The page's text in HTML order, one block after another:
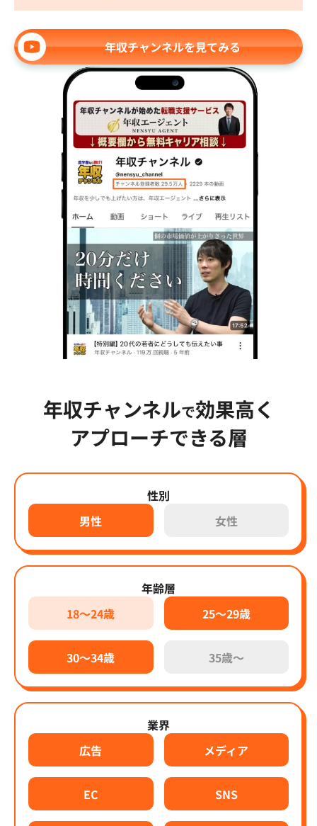
年収チャンネルを見てみる
年収チャンネルで効果高く
アプローチできる層
性別
男性
女性
年齢層
18～24歳
25～29歳
30～34歳 35歳～
業界
広告
メディア
EC SNS